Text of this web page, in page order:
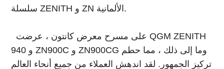
سلسلة ZENITH و ZN الألمانية.
940 و ZN900C و ZN900CG وما إلى ذلك ، مما حطم
تركيز الجمهور. لقد اندهش العملاء من جميع أنحاء العالم